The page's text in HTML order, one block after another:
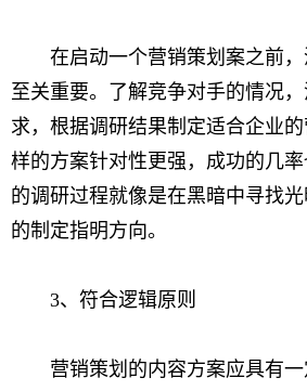
在启动一个营销策划案之前，
至关重要。了解竞争对手的情况
求，根据调研结果制定适合企业
样的方案针对性更强，成功的几
的调研过程就像是在黑暗中寻找
的制定指明方向。
3、符合逻辑原则
营销策划的内容方案应具有一